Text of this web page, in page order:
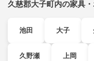
久慈郡大子町内の家具
池田 大子
久野瀬 上岡